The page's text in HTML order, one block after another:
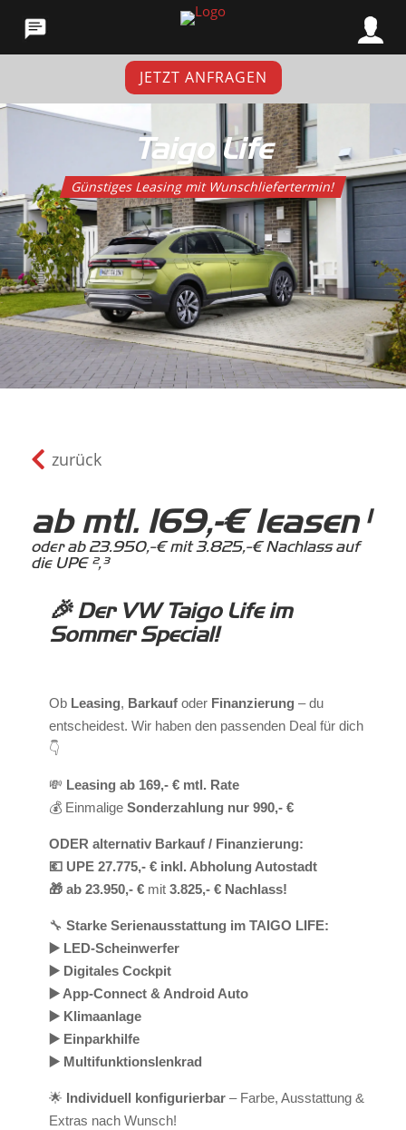
JETZT ANFRAGEN
Taigo Life
Günstiges Leasing mit Wunschliefertermin!
 zurück
ab mtl. 169,-€ leasen¹
oder ab 23.950,-€ mit 3.825,-€ Nachlass auf
die UPE ²,³
🎉 Der VW Taigo Life im
Sommer Special!
Ob Leasing, Barkaufoder Finanzierung – du
entscheidest. Wir haben den passenden Deal für dich
👇
💸 Leasing ab 169,- € mtl. Rate
💰 Einmalige Sonderzahlung nur 990,- €
ODER alternativ Barkauf / Finanzierung:
💶 UPE 27.775,- € inkl. Abholung Autostadt
🎁 ab 23.950,- € mit 3.825,- € Nachlass!
🔧 Starke Serienausstattung im TAIGO LIFE:
▶️ LED-Scheinwerfer
▶️ Digitales Cockpit
▶️ App-Connect & Android Auto
▶️ Klimaanlage
▶️ Einparkhilfe
▶️ Multifunktionslenkrad
🌟 Individuell konfigurierbar– Farbe, Ausstattung &
Extras nach Wunsch!